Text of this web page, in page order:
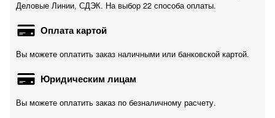
Деловые Линии, СДЭК. На выбор 22 способа оплаты.
Оплата картой
Вы можете оплатить заказ наличными или банковской картой.
Юридическим лицам
Вы можете оплатить заказ по безналичному расчету.